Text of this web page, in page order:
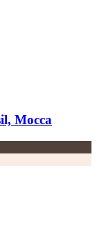
Mocca